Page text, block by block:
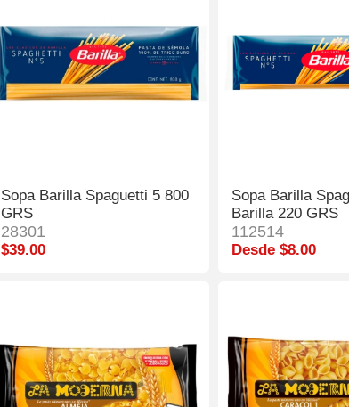
Sopa Barilla Spaguetti 5 800
GRS
28301
$39.00
Sopa Barilla
Barilla 220 GRS
112514
Desde $8.00